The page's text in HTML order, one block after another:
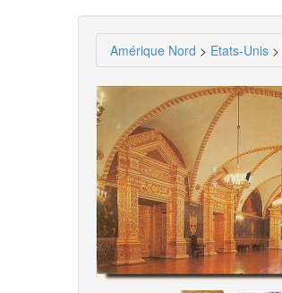
Amérique Nord > Etats-Unis >